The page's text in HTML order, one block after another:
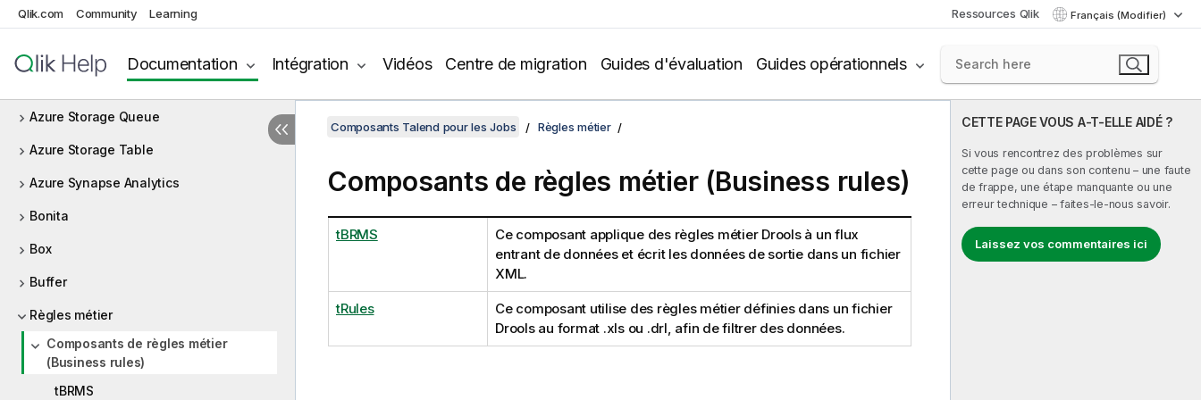
Qlik.com Community Learning Ressources Qlik Français (Modifier)
Documentation Intégration Vidéos Centre de migration Guides d'évaluation Guides opérationnels
Avro
Azure Storage Blob
Azure Storage Queue
Azure Storage Table
Azure Synapse Analytics
Bonita
Box
Buffer
Règles métier
Composants de règles métier
(Business rules)
tBRMS
CETTE PAGE VOUS A-T-ELLE AIDÉ ?
Si vous rencontrez des problèmes sur
cette page ou dans son contenu – une faute
de frappe, une étape manquante ou une
erreur technique – faites-le-nous savoir.
Laissez vos commentaires ici
Composants Talend pour les Jobs Règles métier
Composants de règles métier (Business rules)
tBRMS
Ce composant applique des règles métier Drools à un flux
entrant de données et écrit les données de sortie dans un fichier
XML.
tRules
Ce composant utilise des règles métier définies dans un fichier
Drools au format .xls ou .drl, afin de filtrer des données.